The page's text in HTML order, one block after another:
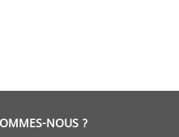
NOUS ?